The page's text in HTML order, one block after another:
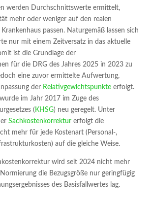
werden Durchschnittswerte ermittelt,
mehr oder weniger auf den realen
passen. Naturgemäß lassen sich
nur mit einem Zeitversatz in das aktuelle
ist die Grundlage der
für die DRG des Jahres 2025 in 2023 zu
eine zuvor ermittelte Aufwertung,
der Relativgewichtspunkteerfolgt.
im Jahr 2017 im Zuge des
( KHSG) neu geregelt. Unter
Sachkostenkorrektur erfolgt die
mehr für jede Kostenart (Personal-,
auf die gleiche Weise.
wird seit 2024 nicht mehr
die Bezugsgröße nur geringfügig
des Basisfallwertes lag.